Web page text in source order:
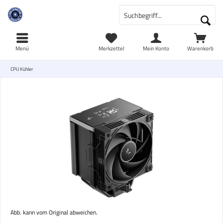
Warenkorb
Merkzettel Mein Konto
Menü
CPU Kühler
Abb. kann vom Original abweichen.